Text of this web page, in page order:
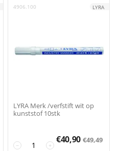
4906.100 LYRA
LYRA Merk /verfstift wit op
kunststof 10stk
+
−
€40,90 €49,49